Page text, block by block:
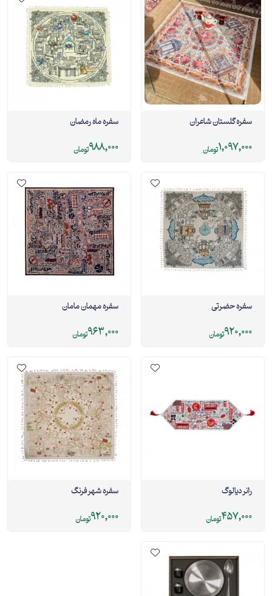
سفره گلستان شاعران
1,097,000تومان
سفره ماه رمضان
988,000تومان
سفره حضرتی
920,000تومان
سفره مهمان مامان
963,000تومان
رانر ديالوگ
457,000تومان
سفره شهر فرنگ
920,000تومان